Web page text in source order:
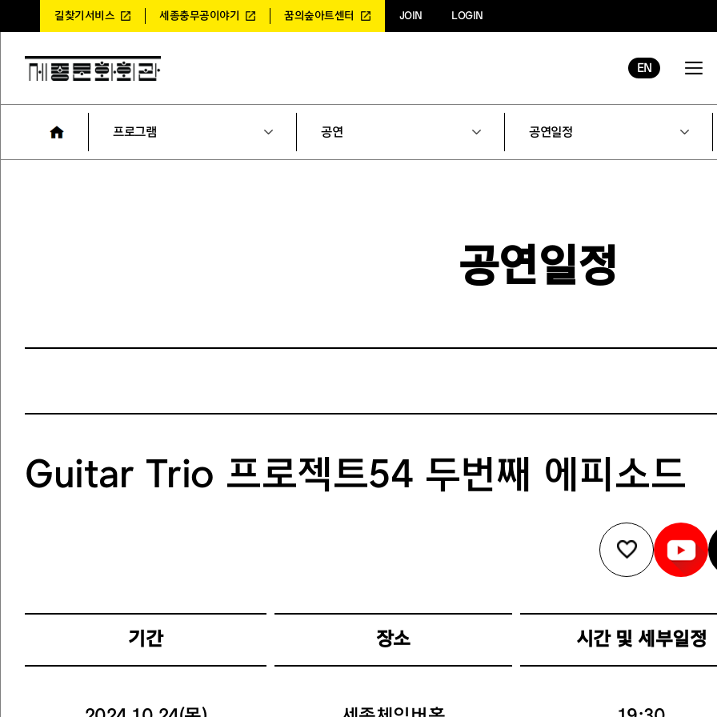
길찾기서비스 세종충무공이야기 꿈의숲아트센터 JOIN LOGIN
EN
프로그램 공연 공연일정
공연일정
Guitar Trio 프로젝트54 두번째 에피소드
기간 장소 시간 및 세부일정